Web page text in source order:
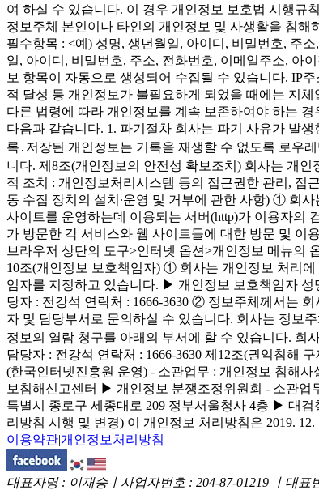
여 하실 수 있습니다. 이 경우 개인정보 보호법 시행
정보주체 본인이나 타인의 개인정보 및 사생활을 침해
필수항목 : <예) 성명, 생년월일, 아이디, 비밀번호, 주
일, 아이디, 비밀번호, 주소, 전화번호, 이메일주소, 아
보 항목이 자동으로 생성되어 수집될 수 있습니다. IP
적 달성 등 개인정보가 불필요하게 되었을 때에는 지
다른 법령에 따라 개인정보를 계속 보존하여야 하는
다음과 같습니다. 1. 파기절차 회사는 파기 사유가 발
록․저장된 개인정보는 기록을 재생할 수 없도록 로우
니다. 제8조(개인정보의 안전성 확보조치) 회사는 개
적 조치 : 개인정보처리시스템 등의 접근권한 관리, 접
동 수집 장치의 설치∙운영 및 거부에 관한 사항) ① 회
사이트를 운영하는데 이용되는 서버(http)가 이용자의
가 방문한 각 서비스와 웹 사이트들에 대한 방문 및 이
브라우저 상단의 도구>인터넷 옵션>개인정보 메뉴의
10조(개인정보 보호책임자) ① 회사는 개인정보 처리
임자를 지정하고 있습니다. ▶ 개인정보 보호책임자
당자 : 전강석 연락처 : 1666-3630 ② 정보주체께서는
자 및 담당부서로 문의하실 수 있습니다. 회사는 정보
정보의 열람 청구를 아래의 부서에 할 수 있습니다.
담당자 : 전강석 연락처 : 1666-3630 제12조(권익침해
(한국인터넷진흥원 운영) - 소관업무 : 개인정보 침해사
보침해신고센터 ▶ 개인정보 분쟁조정위원회 - 소관업
특별시 종로구 세종대로 209 정부서울청사 4층 ▶ 대검
리방침 시행 및 변경) 이 개인정보 처리방침은 2019.
이용약관|개인정보처리방침
대표자명 : 이재승 ㅣ사업자번호 : 204-87-01219 ㅣ대표